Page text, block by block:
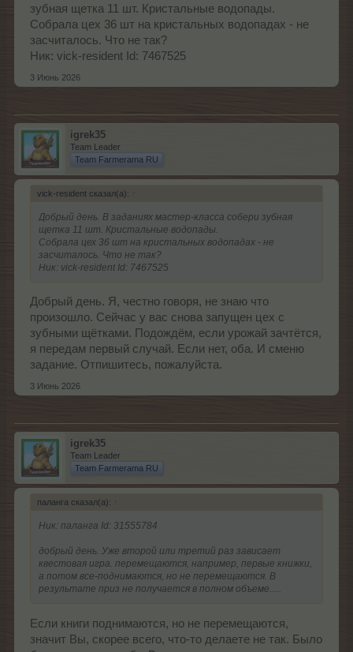
зубная щетка 11 шт. Кристальные водопады.
Собрала цех 36 шт на кристальных водопадах - не
засчиталось. Что не так?
Ник: vick-resident Id: 7467525
3 Июнь 2026
igrek35
Team Leader
Team Farmerama RU
vick-resident сказал(а): ↑
Добрый день. В заданиях мастер-класса собери зубная
щетка 11 шт. Кристальные водопады.
Собрала цех 36 шт на кристальных водопадах - не
засчиталось. Что не так?
Ник: vick-resident Id: 7467525
Добрый день. Я, честно говоря, не знаю что
произошло. Сейчас у вас снова запущен цех с
зубными щётками. Подождём, если урожай зачтётся,
я передам первый случай. Если нет, оба. И сменю
задание. Отпишитесь, пожалуйста.
3 Июнь 2026
igrek35
Team Leader
Team Farmerama RU
паланга сказал(а): ↑
Ник: паланга Id: 31555784
добрый день. Уже второй или третий раз зависает
квестовая игра. перемещаются, например, первые книжки,
а потом все-поднимаются, но не перемещаются. В
результате приз не получается в полном объеме.....
Если книги поднимаются, но не перемещаются,
значит Вы, скорее всего, что-то делаете не так. Было